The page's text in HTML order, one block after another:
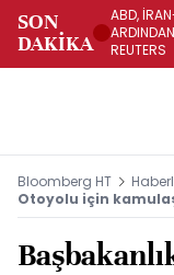
SON
DAKİKA
ABD,
REUTERS
Bloomberg HT
Otoyolu için